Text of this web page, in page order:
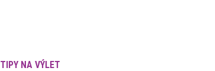
TIPY NA VÝLET